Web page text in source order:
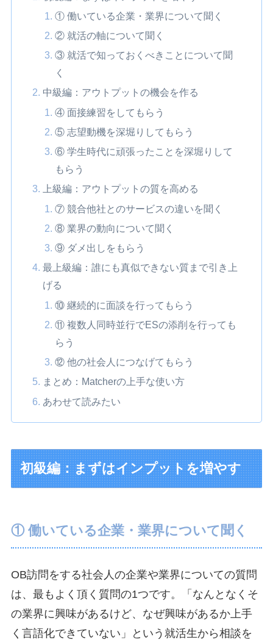
① 働いている企業・業界について聞く
② 就活の軸について聞く
③ 就活で知っておくべきことについて聞
く
中級編：アウトプットの機会を作る
④ 面接練習をしてもらう
⑤ 志望動機を深堀りしてもらう
⑥ 学生時代に頑張ったことを深堀りして
もらう
上級編：アウトプットの質を高める
⑦ 競合他社とのサービスの違いを聞く
⑧ 業界の動向について聞く
⑨ ダメ出しをもらう
最上級編：誰にも真似できない質まで引き上
げる
⑩ 継続的に面談を行ってもらう
⑪ 複数人同時並行でESの添削を行っても
らう
⑫ 他の社会人につなげてもらう
まとめ：Matcherの上手な使い方
あわせて読みたい
初級編：まずはインプットを増やす
① 働いている企業・業界について聞く
OB訪問をする社会人の企業や業界についての質問
は、最もよく頂く質問の1つです。「なんとなくそ
の業界に興味があるけど、なぜ興味があるか上手
く言語化できていない」という就活生から相談を